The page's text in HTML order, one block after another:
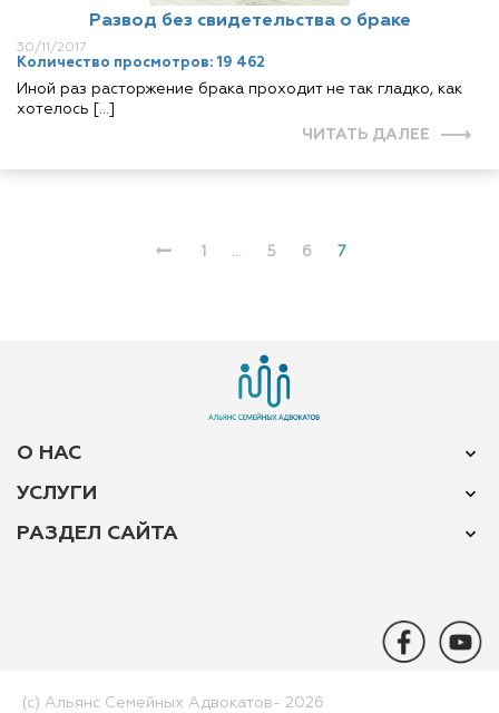
Развод без свидетельства о браке
30/11/2017
Количество просмотров: 19 462
Иной раз расторжение брака проходит не так гладко, как
хотелось […]
ЧИТАТЬ ДАЛЕЕ
1 … 5 6 7
О НАС
УСЛУГИ
РАЗДЕЛ САЙТА
(c) Альянс Семейных Адвокатов-­ 2026